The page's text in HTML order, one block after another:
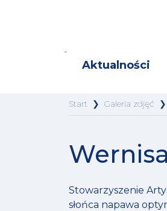
Aktualności
Start ❯ Galeria zdjęć ❯
Stowarzyszenie
słońca napawa